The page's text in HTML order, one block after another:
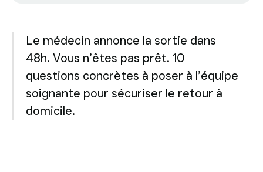
Le médecin annonce la sortie dans
48h. Vous n’êtes pas prêt. 10
questions concrètes à poser à l’équipe
soignante pour sécuriser le retour à
domicile.